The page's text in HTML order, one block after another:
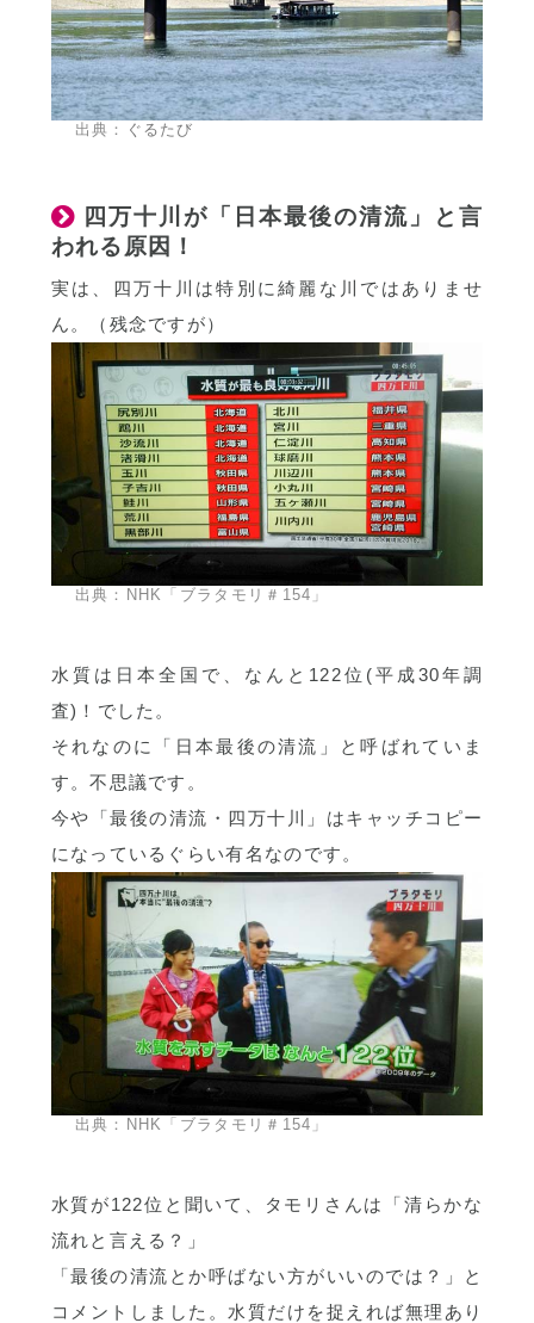
出典： ぐるたび
四万十川が「日本最後の清流」と言
われる原因！
実は、四万十川は特別に綺麗な川ではありませ
ん。（残念ですが）
出典：NHK「ブラタモリ＃154」
水質は日本全国で、なんと122位(平成30年調
査)！でした。
それなのに「日本最後の清流」と呼ばれていま
す。不思議です。
今や「最後の清流・四万十川」はキャッチコピー
になっているぐらい有名なのです。
出典：NHK「ブラタモリ＃154」
水質が122位と聞いて、タモリさんは「清らかな
流れと言える？」
「最後の清流とか呼ばない方がいいのでは？」と
コメントしました。水質だけを捉えれば無理あり